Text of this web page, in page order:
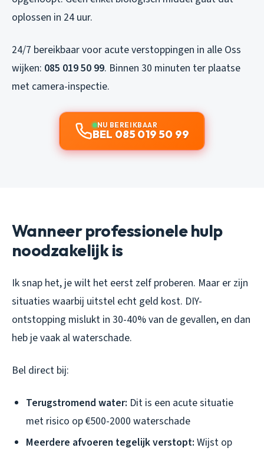
oplossen in 24 uur.
24/7 bereikbaar voor acute verstoppingen in alle Oss
wijken: 085 019 50 99. Binnen 30 minuten ter plaatse
met camera-inspectie.
NU BEREIKBAAR
BEL 085 019 50 99
Wanneer professionele hulp
noodzakelijk is
Ik snap het, je wilt het eerst zelf proberen. Maar er zijn
situaties waarbij uitstel echt geld kost. DIY-
ontstopping mislukt in 30-40% van de gevallen, en dan
heb je vaak al waterschade.
Bel direct bij:
Terugstromend water: Dit is een acute situatie
met risico op €500-2000 waterschade
Meerdere afvoeren tegelijk verstopt: Wijst op